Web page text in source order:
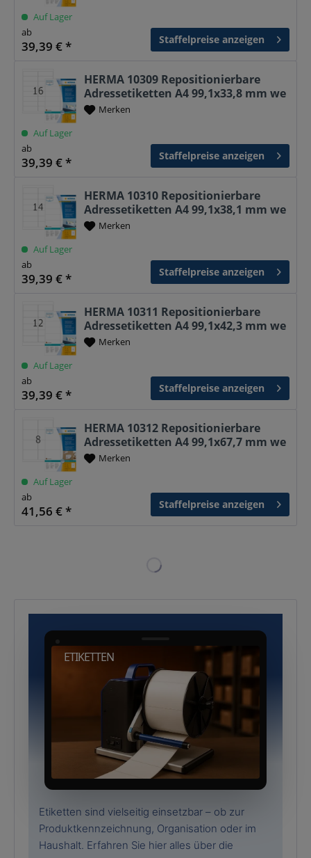
Auf Lager
ab
39,39 € * Staffelpreise anzeigen
HERMA 10309 Repositionierbare
Adressetiketten A4 99,1x33,8 mm we
Merken
Auf Lager
ab
39,39 € * Staffelpreise anzeigen
HERMA 10310 Repositionierbare
Adressetiketten A4 99,1x38,1 mm we
Merken
Auf Lager
ab
39,39 € * Staffelpreise anzeigen
HERMA 10311 Repositionierbare
Adressetiketten A4 99,1x42,3 mm we
Merken
Auf Lager
ab
39,39 € * Staffelpreise anzeigen
HERMA 10312 Repositionierbare
Adressetiketten A4 99,1x67,7 mm we
Merken
Auf Lager
ab
41,56 € * Staffelpreise anzeigen
ETIKETTEN
Etiketten sind vielseitig einsetzbar – ob zur
Produktkennzeichnung, Organisation oder im
Haushalt. Erfahren Sie hier alles über die